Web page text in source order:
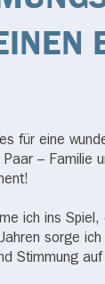
für eine
Paar – Familie
ich ins
sorge
Stimmung